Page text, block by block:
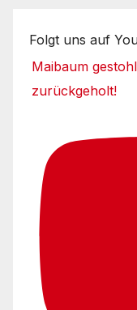
Folgt uns auf
Maibaum
zurückgeholt!